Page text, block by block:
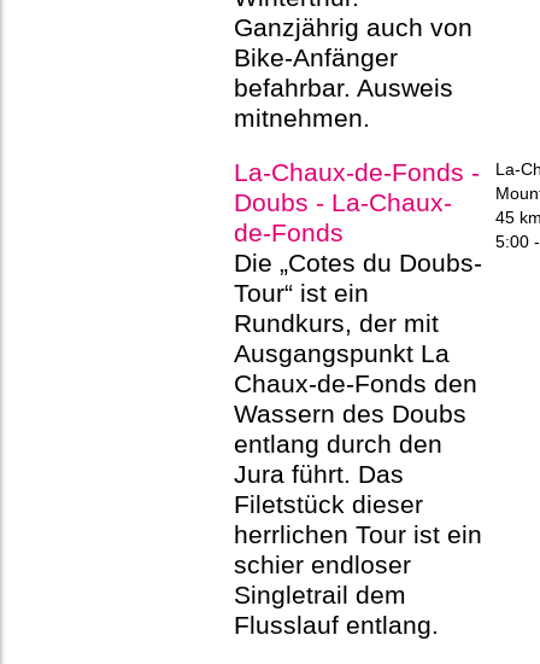
Ganzjährig auch von
Bike-Anfänger
befahrbar. Ausweis
mitnehmen.
La-Chaux-de-Fonds -
Doubs - La-Chaux-
de-Fonds
Die „Cotes du Doubs-
Tour“ ist ein
Rundkurs, der mit
Ausgangspunkt La
Chaux-de-Fonds den
Wassern des Doubs
entlang durch den
Jura führt. Das
Filetstück dieser
herrlichen Tour ist ein
schier endloser
Singletrail dem
Flusslauf entlang.
La-
45
5:00